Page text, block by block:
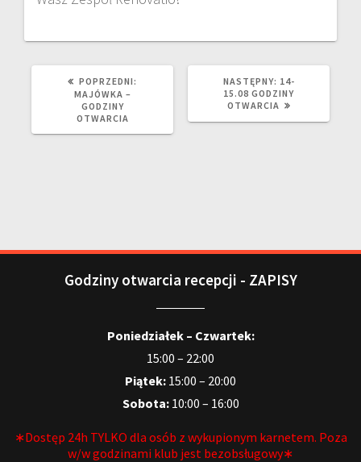
POPRZEDNI:
MAJÓWKA –
GODZINY
OTWARCIA
NASTĘPNY: 14-
15.08 GODZINY
OTWARCIA
Godziny otwarcia recepcji - ZAPISY
Poniedziałek – Czwartek:
15:00 – 22:00
Piątek: 15:00 – 20:00
Sobota:10:00 – 16:00
∗Dostęp 24h TYLKO dla osób z wykupionym karnetem. Poza
w/w godzinami klub jest bezobsługowy∗